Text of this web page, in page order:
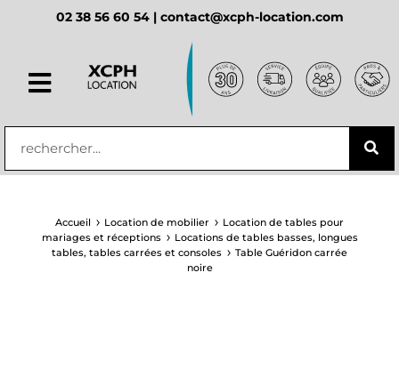
principal02 38 56 60 54 | contact@xcph-location.com
Accueil Location de mobilier
Location de tables pour
mariages et réceptions
Locations de tables basses, longues
tables, tables carrées et consoles
Table Guéridon carrée
noire